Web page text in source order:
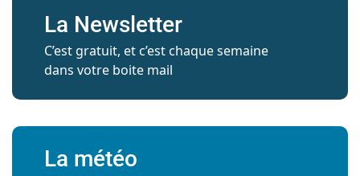
La Newsletter
C’est gratuit, et c’est chaque semaine
dans votre boite mail
La météo